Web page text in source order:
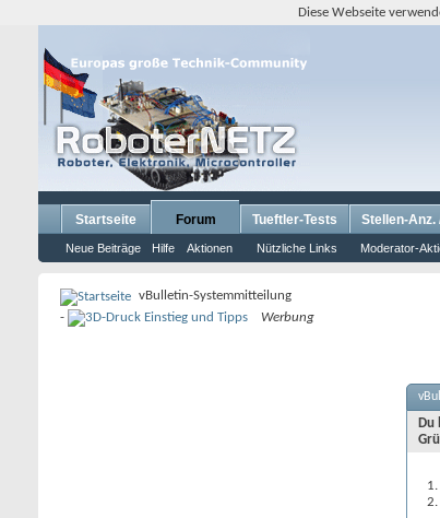
Startseite Forum
Neue Beiträge Hilfe Aktionen Nützliche Links Moderator-
Tueftler-Tests Stellen-Anz.
vBulletin-Systemmitteilung
-
Werbung
Du
Diese Webseite